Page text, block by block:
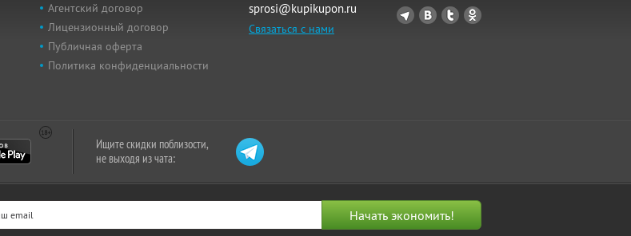
Агентский договор
Лицензионный договор
Публичная оферта
Политика конфиденциальности
sprosi@kupikupon.ru
Связаться с нами
Ищите скидки поблизости,
не выходя из чата: